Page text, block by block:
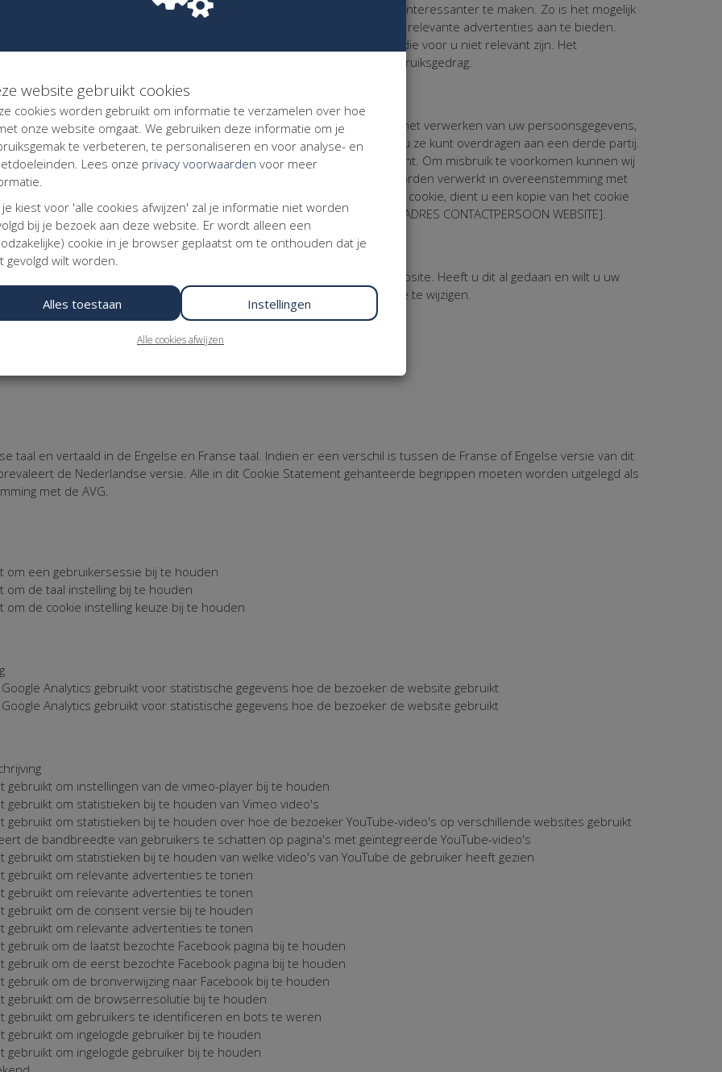
Kentaa gebruikt deze techniek om het internetaanbod voor u nog interessanter te maken. Zo is het mogelijk
getoond in campagnes of producten van Kentaa op andere websites relevante advertenties aan te bieden.
advertenties voor u interessanter is dan advertenties die voor u niet relevant zijn. Het
gebeurt met behulp van cookies en een analyse van eerder gebruiksgedrag.
van uw persoonsgegevens. Tevens kunt u bezwaar maken tegen het verwerken van uw persoonsgegevens,
om uw gegevens in machineleesbare vorm aan u aan te leveren zodat u ze kunt overdragen aan een derde partij.
tot de verwerking van uw persoonsgegevens onsPrivacy Statement. Om misbruik te voorkomen kunnen wij
die wij naar aanleiding van het verzoek tot identificatie ontvangen, worden verwerkt in overeenstemming met
Wanneer het gaat om inzage in persoonsgegevens gekoppeld aan een cookie, dient u een kopie van het cookie
instellingen van uw browser. Verzoeken kunt u richten aan [E-MAILADRES CONTACTPERSOON WEBSITE].
deze website
website aan of uitschakelen via de zgn. 'cookiebar' onderaan de website. Heeft u dit al gedaan en wilt u uw
onderaan deze pagina om uw cookie-instellingen voor deze website te wijzigen.
cookies vinden:
taal en vertaald in de Engelse en Franse taal. Indien er een verschil is tussen de Franse of Engelse versie van dit
de Nederlandse versie. Alle in dit Cookie Statement gehanteerde begrippen moeten worden uitgelegd als
met de AVG.
om een gebruikersessie bij te houden
om de taal instelling bij te houden
om de cookie instelling keuze bij te houden
Analytics gebruikt voor statistische gegevens hoe de bezoeker de website gebruikt
Analytics gebruikt voor statistische gegevens hoe de bezoeker de website gebruikt
gebruikt om instellingen van de vimeo-player bij te houden
gebruikt om statistieken bij te houden van Vimeo video's
gebruikt om statistieken bij te houden over hoe de bezoeker YouTube-video's op verschillende websites gebruikt
de bandbreedte van gebruikers te schatten op pagina's met geïntegreerde YouTube-video's
gebruikt om statistieken bij te houden van welke video's van YouTube de gebruiker heeft gezien
gebruikt om relevante advertenties te tonen
gebruikt om relevante advertenties te tonen
gebruikt om de consent versie bij te houden
gebruikt om relevante advertenties te tonen
gebruik om de laatst bezochte Facebook pagina bij te houden
gebruik om de eerst bezochte Facebook pagina bij te houden
gebruik om de bronverwijzing naar Facebook bij te houden
gebruikt om de browserresolutie bij te houden
gebruikt om gebruikers te identificeren en bots te weren
gebruikt om ingelogde gebruiker bij te houden
gebruikt om ingelogde gebruiker bij te houden
website gebruikt cookies
cookies worden gebruikt om informatie te verzamelen over hoe
onze website omgaat. We gebruiken deze informatie om je
te verbeteren, te personaliseren en voor analyse- en
Lees onze privacy voorwaarden voor meer
je kiest voor 'alle cookies afwijzen' zal je informatie niet worden
bij je bezoek aan deze website. Er wordt alleen een
cookie in je browser geplaatst om te onthouden dat je
gevolgd wilt worden.
Alles toestaan Instellingen
Alle cookies afwijzen